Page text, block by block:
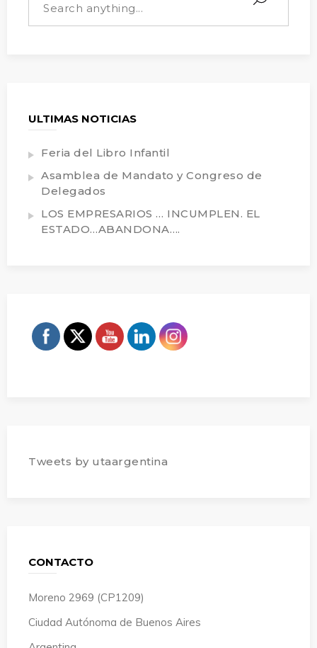
ULTIMAS NOTICIAS
Feria del Libro Infantil
Asamblea de Mandato y Congreso de
Delegados
LOS EMPRESARIOS … INCUMPLEN. EL
ESTADO…ABANDONA….
Tweets by utaargentina
CONTACTO
Moreno 2969 (CP1209)
Ciudad Autónoma de Buenos Aires